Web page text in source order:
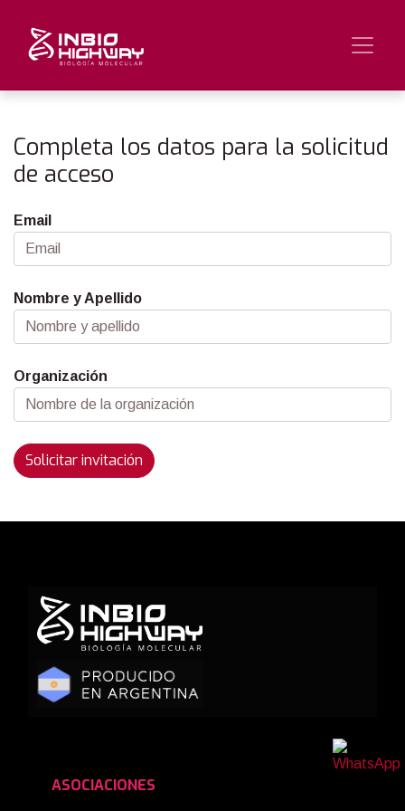
Completa los datos para la solicitud
de acceso
Email
Nombre y Apellido
Organización
Solicitar invitación
ASOCIACIONES